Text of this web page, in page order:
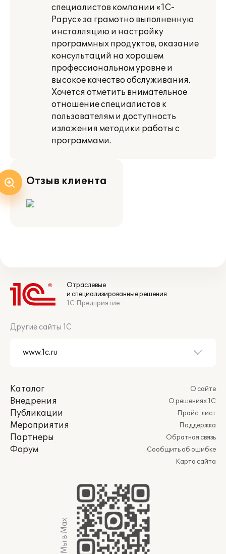
специалистов компании «1С-
Рарус» за грамотно выполненную
инсталляцию и настройку
программных продуктов, оказание
консультаций на хорошем
профессиональном уровне и
высокое качество обслуживания.
Хочется отметить внимательное
отношение специалистов к
пользователям и доступность
изложения методики работы с
программами.
Отзыв клиента
Отраслевые
и специализированные решения
1С:Предприятие
Другие сайты 1С
Каталог
Внедрения
Публикации
Мероприятия
Партнеры
Форум
О сайте
О решениях 1С
Прайс-лист
Поддержка
Обратная связь
Сообщить об ошибке
Карта сайта
Мы в Max